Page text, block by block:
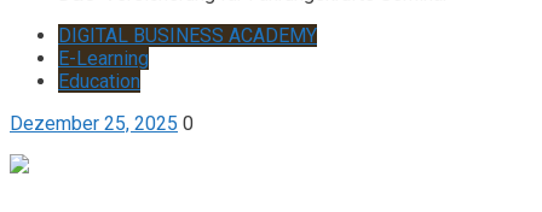
DIGITAL BUSINESS ACADEMY
E-Learning
Education
Dezember 25, 2025 0